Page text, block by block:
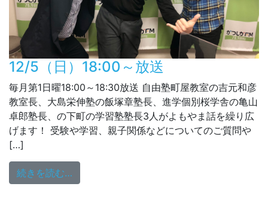
12/5（日）18:00～放送
毎月第1日曜18:00～18:30放送 自由塾町屋教室の吉元和彦
教室長、大島栄伸塾の飯塚章塾長、進学個別桜学舎の亀山
卓郎塾長、の下町の学習塾塾長3人がよもやま話を繰り広
げます！ 受験や学習、親子関係などについてのご質問や
[…]
続きを読む…